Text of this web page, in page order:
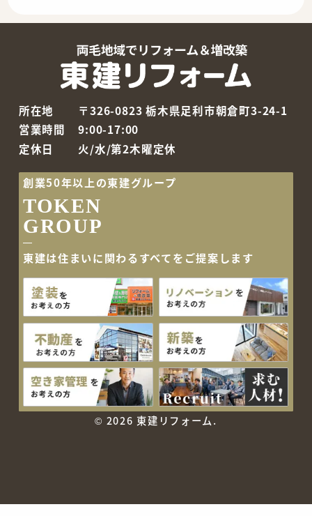
所在地
〒326-0823 栃木県足利市朝倉町3-24-1
営業時間
9:00-17:00
定休日
火/水/第2木曜定休
創業50年以上の東建グループ
TOKEN
GROUP
東建は住まいに関わるすべてをご提案します
© 2026 東建リフォーム.